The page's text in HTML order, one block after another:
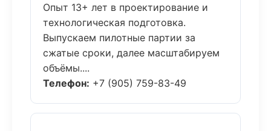
Опыт 13+ лет в проектирование и
технологическая подготовка.
Выпускаем пилотные партии за
сжатые сроки, далее масштабируем
объёмы....
Телефон: +7 (905) 759-83-49